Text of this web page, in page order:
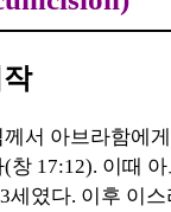
서 아브라함에
창 17:12). 이때
세였다. 이후 이